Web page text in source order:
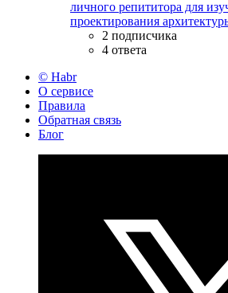
личного репититора для
проектирования
2 подписчика
4 ответа
© Habr
О сервисе
Правила
Обратная связь
Блог